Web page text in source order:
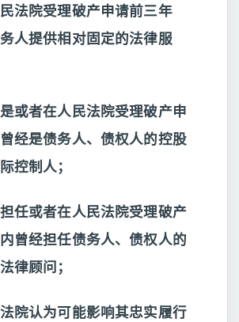
民法院受理破产申请前三年
人提供相对固定的法律服
是或者在人民法院受理破产申
经是债务人、债权人的控股
控制人；
担任或者在人民法院受理破产
曾经担任债务人、债权人的
律顾问；
法院认为可能影响其忠实履行